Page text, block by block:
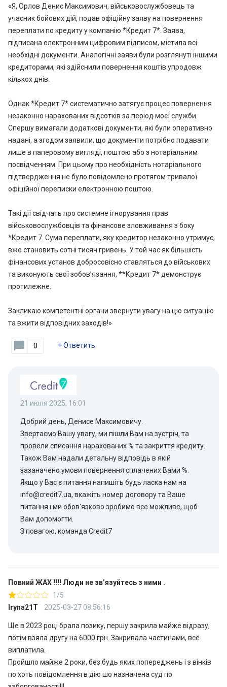
«Я, Орлов Денис Максимович, військовослужбовець та
учасник бойових дій, подав офіційну заяву на повернення
переплати по кредиту у компанію *Кредит 7*. Заява,
підписана електронним цифровим підписом, містила всі
необхідні документи. Аналогічні заяви були розглянуті іншими
кредиторами, які здійснили повернення коштів упродовж
кількох днів.
Однак *Кредит 7* систематично затягує процес повернення
незаконно нарахованих відсотків за період моєї служби.
Спершу вимагали додаткові документи, які були оперативно
надані, а згодом заявили, що документи потрібно подавати
лише в паперовому вигляді, поштою або з нотаріальним
посвідченням. При цьому про необхідність нотаріального
підтвердження не було повідомлено протягом тривалої
офіційної переписки електронною поштою.
Такі дії свідчать про системне ігнорування прав
військовослужбовців та фінансове зловживання з боку
*Кредит 7. Сума переплати, яку кредитор незаконно утримує,
вже становить сотні тисяч гривень. У той час як більшість
фінансових установ добросовісно ставляться до військових
та виконують свої зобов’язання, **Кредит 7* демонструє
протилежне.
Закликаю компетентні органи звернути увагу на цю ситуацію
та вжити відповідних заходів!»
0 +Ответить
21 июля 2025, 16:01
Добрий день, Денисе Максимовичу.
Звертаємо Вашу увагу, ми пішли Вам на зустріч, та
провели списання нарахованих % та закриття кредиту.
Також Вам надали детальну відповідь в якій
зазаначено умови повернення сплачених Вами %.
Якщо у Вас є питання напишіть будь ласка нам на
info@credit7.ua, вкажіть номер договору та Ваше
питання і ми обов'язково зробимо все можливе, щоб
Вам допомогти.
З повагою, команда Credit7
Повний ЖАХ !!!! Люди не звʼязуйтесь з ними .
1/5
Iryna21T
2025-03-27 08:56:16
Ще в 2023 році брала позику, першу закрила майже відразу,
потім взяла другу на 6000 грн. Закривала частинами, все
виплатила.
Пройшло майже 2 роки, без будь яких попереджень і з вінків
по хоть повідомлення в дію шо назначена суд по